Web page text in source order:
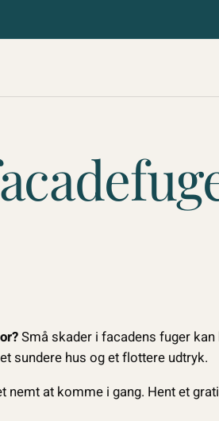
Små skader i facadens fuger
sundere hus og et flottere udtryk.
at komme i gang. Hent et